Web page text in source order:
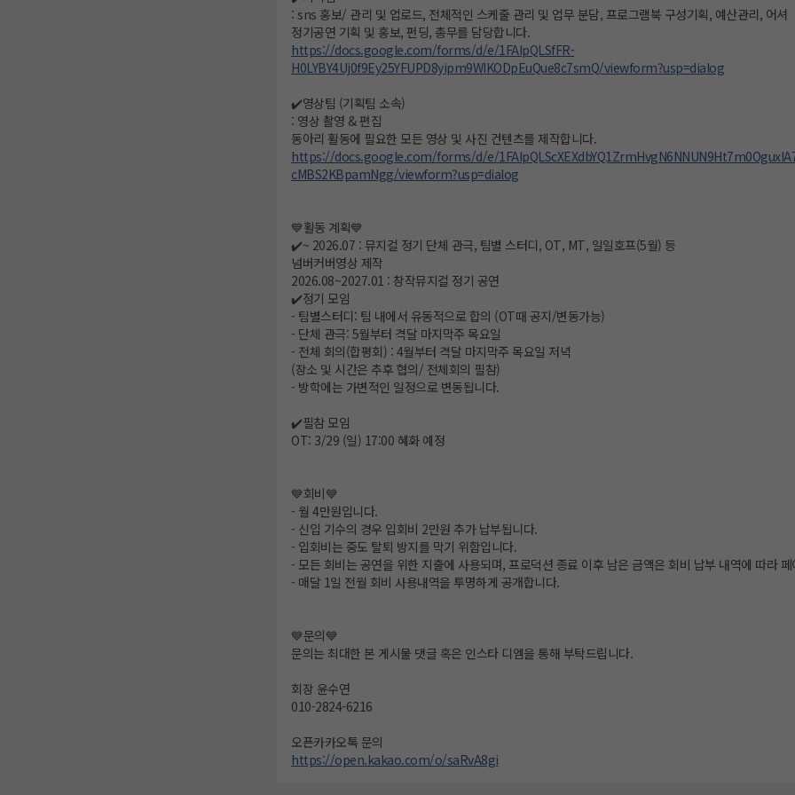
: sns 홍보/ 관리 및 업로드, 전체적인 스케줄 관리 및 업무 분담, 프로그램북 구성기획, 예산관리, 어셔
정기공연 기획 및 홍보, 펀딩, 총무를 담당합니다.
https://docs.google.com/forms/d/e/1FAIpQLSfFR-
H0LYBY4Uj0f9Ey25YFUPD8yipm9WIKODpEuQue8c7smQ/viewform?usp=dialog
✔️영상팀 (기획팀 소속)
: 영상 촬영 & 편집
동아리 활동에 필요한 모든 영상 및 사진 컨텐츠를 제작합니다.
https://docs.google.com/forms/d/e/
cMBS2KBpamNgg/viewform?usp=dialog
💙활동 계획💙
✔️~ 2026.07 : 뮤지컬 정기 단체 관극, 팀별 스터디, OT, MT, 일일호프(5월) 등
넘버커버영상 제작
2026.08~2027.01 : 창작뮤지컬 정기 공연
✔️정기 모임
- 팀별스터디: 팀 내에서 유동적으로 합의 (OT때 공지/변동가능)
- 단체 관극: 5월부터 격달 마지막주 목요일
- 전체 회의(합평회) : 4월부터 격달 마지막주 목요일 저녁
(장소 및 시간은 추후 협의/ 전체회의 필참)
- 방학에는 가변적인 일정으로 변동됩니다.
✔️필참 모임
OT: 3/29 (일) 17:00 혜화 예정
💙회비💙
- 월 4만원입니다.
- 신입 기수의 경우 입회비 2만원 추가 납부됩니다.
- 입회비는 중도 탈퇴 방지를 막기 위함입니다.
- 모든 회비는 공연을 위한 지출에 사용되며, 프로덕션 종료 이후 남은 금액은 회비 납부 내역에 따라
- 매달 1일 전월 회비 사용내역을 투명하게 공개합니다.
💙문의💙
문의는 최대한 본 게시물 댓글 혹은 인스타 디엠을 통해 부탁드립니다.
회장 윤수연
010-2824-6216
오픈카카오톡 문의
https://open.kakao.com/o/saRvA8gi